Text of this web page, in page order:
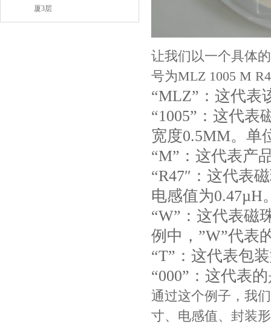
厦3层
让我们以一个具体
号为MLZ 1005 M
“MLZ”：这代表
“1005”：这代表
宽度0.5MM。单
“M”：这代表产
“R47″：这代表
电感值为0.47µH
“W”：这代表磁
例中，”W”代表
“T”：这代表包
“000”：这代表
通过这个例子，我
寸、电感值、封装